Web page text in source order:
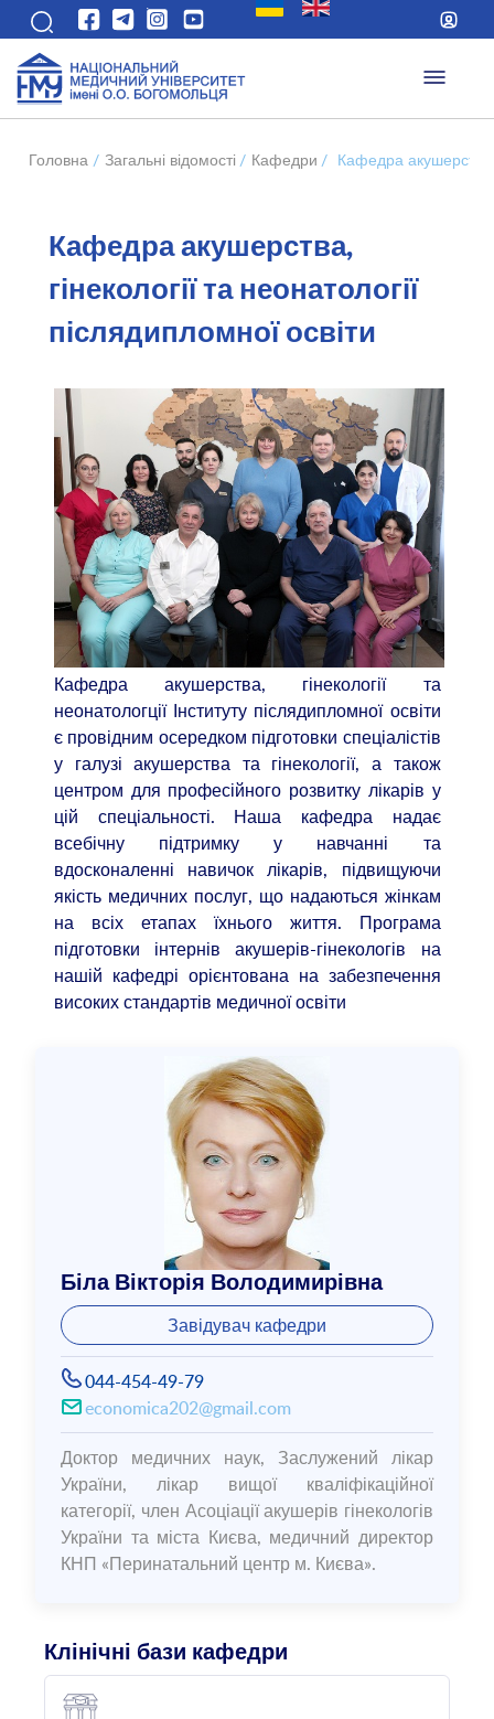
Головна / Загальні відомості / Кафедри / Кафедра акушерства,
Кафедра акушерства,
гінекології та неонатології
післядипломної освіти
Кафедра акушерства, гінекології та
неонатологції Інституту післядипломної освіти
є провідним осередком підготовки спеціалістів
у галузі акушерства та гінекології, а також
центром для професійного розвитку лікарів у
цій спеціальності. Наша кафедра надає
всебічну підтримку у навчанні та
вдосконаленні навичок лікарів, підвищуючи
якість медичних послуг, що надаються жінкам
на всіх етапах їхнього життя. Програма
підготовки інтернів акушерів-гінекологів на
нашій кафедрі орієнтована на забезпечення
високих стандартів медичної освіти
Біла Вікторія Володимирівна
Завідувач кафедри
044-454-49-79
economica202@gmail.com
Доктор медичних наук, Заслужений лікар
України, лікар вищої кваліфікаційної
категорії, член Асоціації акушерів гінекологів
України та міста Києва, медичний директор
КНП «Перинатальний центр м. Києва».
Клінічні бази кафедри